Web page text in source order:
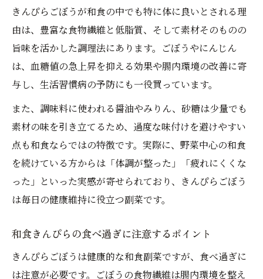
きんぴらごぼうが和食の中でも特に体に良いとされる理
由は、豊富な食物繊維と低脂質、そして素材そのものの
旨味を活かした調理法にあります。ごぼうやにんじん
は、血糖値の急上昇を抑える効果や腸内環境の改善に寄
与し、生活習慣病の予防にも一役買っています。
また、調味料に使われる醤油やみりん、砂糖は少量でも
素材の味を引き立てるため、過度な味付けを避けやすい
点も和食ならではの特徴です。実際に、野菜中心の和食
を続けている方からは「体調が整った」「疲れにくくな
った」といった実感が寄せられており、きんぴらごぼう
は毎日の健康維持に役立つ副菜です。
和食きんぴらの食べ過ぎに注意するポイント
きんぴらごぼうは健康的な和食副菜ですが、食べ過ぎに
は注意が必要です。ごぼうの食物繊維は腸内環境を整え